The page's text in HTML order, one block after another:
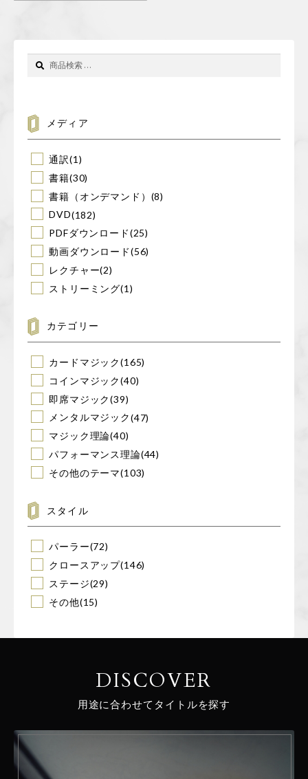
メディア
通訳(1)
書籍(30)
書籍（オンデマンド） (8)
DVD(182)
PDFダウンロード(25)
動画ダウンロード(56)
レクチャー(2)
ストリーミング(1)
カテゴリー
カードマジック(165)
コインマジック(40)
即席マジック(39)
メンタルマジック(47)
マジック理論(40)
パフォーマンス理論(44)
その他のテーマ(103)
スタイル
パーラー(72)
クロースアップ(146)
ステージ(29)
その他(15)
DISCOVER
用途に合わせてタイトルを探す